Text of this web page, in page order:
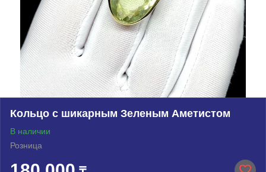
Кольцо с шикарным Зеленым Аметистом
В наличии
Розница